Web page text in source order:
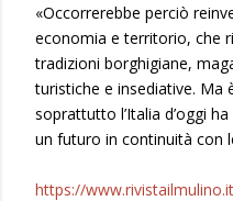
«Occorrerebbe perciò
economia e territorio, che
tradizioni borghigiane,
turistiche e insediative. Ma
soprattutto l’Italia d’oggi
un futuro in continuità con
https://